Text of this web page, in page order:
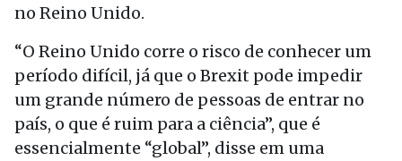
no Reino Unido.
“O Reino Unido corre o risco de conhecer um
período difícil, já que o Brexit pode impedir
um grande número de pessoas de entrar no
país, o que é ruim para a ciência”, que é
essencialmente “global”, disse em uma